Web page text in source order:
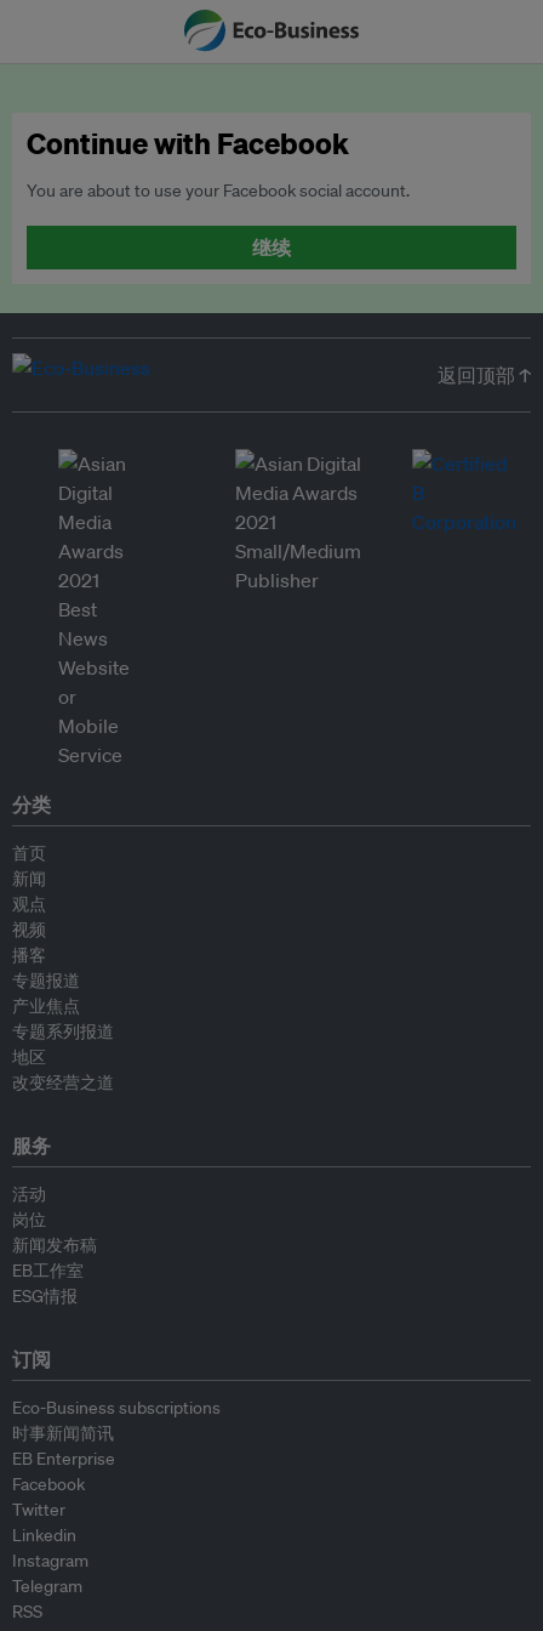
Continue with Facebook
You are about to use your Facebook social account.
继续
返回顶部 ↑
分类
首页
新闻
观点
视频
播客
专题报道
产业焦点
专题系列报道
地区
改变经营之道
服务
活动
岗位
新闻发布稿
EB工作室
ESG情报
订阅
Eco-Business subscriptions
时事新闻简讯
EB Enterprise
Facebook
Twitter
Linkedin
Instagram
Telegram
RSS